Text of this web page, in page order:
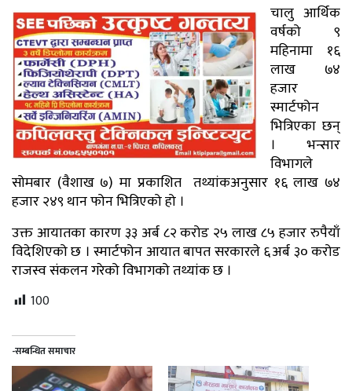
चालु आर्थिक
वर्षको ९
महिनामा १६
लाख ७४
हजार
स्मार्टफोन
भित्रिएका छन्
। भन्सार
विभागले
सोमबार (वैशाख ७) मा प्रकाशित तथ्यांकअनुसार १६ लाख ७४
हजार २४९ थान फोन भित्रिएको हो ।
उक्त आयातका कारण ३३ अर्ब ८२ करोड २५ लाख ८५ हजार रुपैयाँ
विदेशिएको छ । स्मार्टफोन आयात बापत सरकारले ६अर्ब ३० करोड
राजस्व संकलन गरेको विभागको तथ्यांक छ ।
100
-सम्बन्धित समाचार